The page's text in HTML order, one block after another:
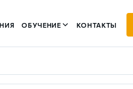
ОБУЧЕНИЕ КОНТАКТЫ